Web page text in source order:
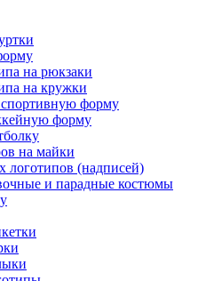
на рюкзаки
на кружки
форму
форму
на майки
логотипов (надписей)
и парадные костюмы